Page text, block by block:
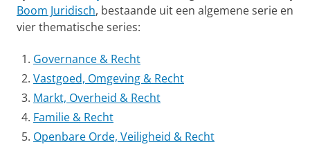
Boom Juridisch, bestaande uit een algemene serie en
vier thematische series:
Governance & Recht
Vastgoed, Omgeving & Recht
Markt, Overheid & Recht
Familie & Recht
Openbare Orde, Veiligheid & Recht